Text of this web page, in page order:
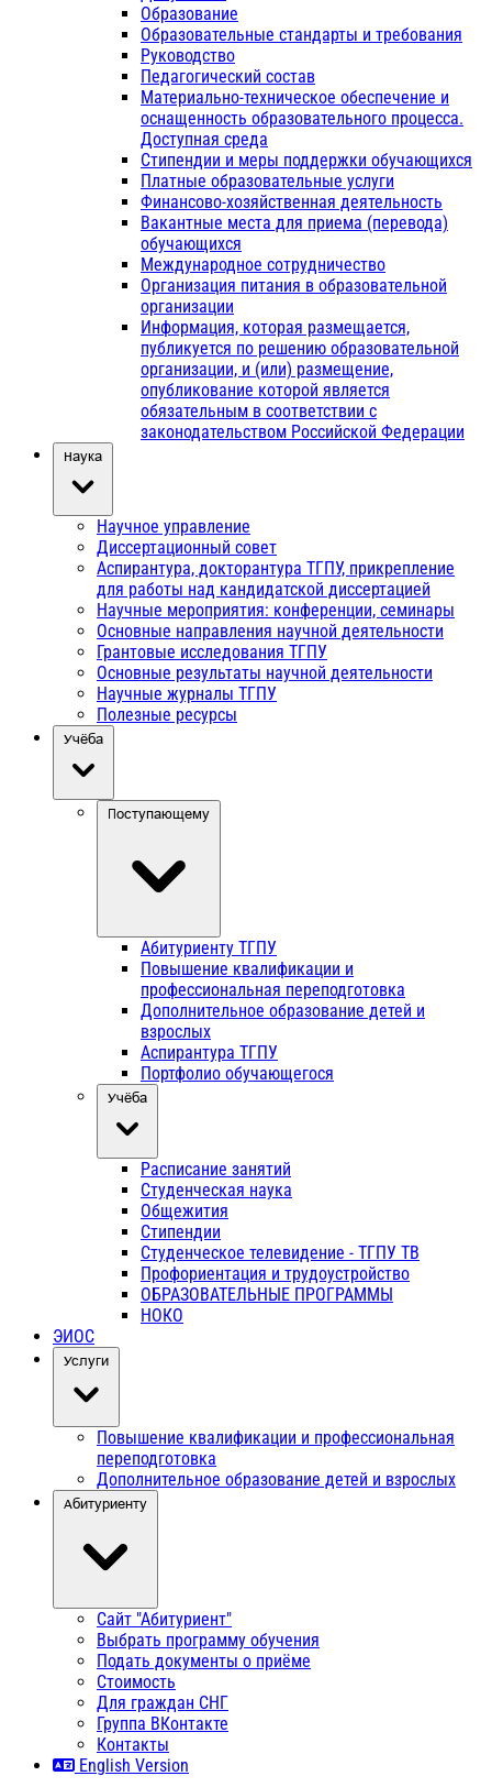
Образование
Образовательные стандарты и требования
Руководство
Педагогический состав
Материально-техническое обеспечение и
оснащенность образовательного процесса.
Доступная среда
Стипендии и меры поддержки обучающихся
Платные образовательные услуги
Финансово-хозяйственная деятельность
Вакантные места для приема (перевода)
обучающихся
Международное сотрудничество
Организация питания в образовательной
организации
Информация, которая размещается,
публикуется по решению образовательной
организации, и (или) размещение,
опубликование которой является
обязательным в соответствии с
законодательством Российской Федерации
Наука
Научное управление
Диссертационный совет
Аспирантура, докторантура ТГПУ, прикрепление
для работы над кандидатской диссертацией
Научные мероприятия: конференции, семинары
Основные направления научной деятельности
Грантовые исследования ТГПУ
Основные результаты научной деятельности
Научные журналы ТГПУ
Полезные ресурсы
Учёба
Поступающему
Абитуриенту ТГПУ
Повышение квалификации и
профессиональная переподготовка
Дополнительное образование детей и
взрослых
Аспирантура ТГПУ
Портфолио обучающегося
Учёба
Расписание занятий
Студенческая наука
Общежития
Стипендии
Студенческое телевидение - ТГПУ ТВ
Профориентация и трудоустройство
ОБРАЗОВАТЕЛЬНЫЕ ПРОГРАММЫ
НОКО
ЭИОС
Услуги
Повышение квалификации и профессиональная
переподготовка
Дополнительное образование детей и взрослых
Абитуриенту
Сайт "Абитуриент"
Выбрать программу обучения
Подать документы о приёме
Стоимость
Для граждан СНГ
Группа ВКонтакте
Контакты
English Version